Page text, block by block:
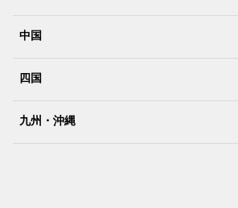
中国
四国
九州・沖縄